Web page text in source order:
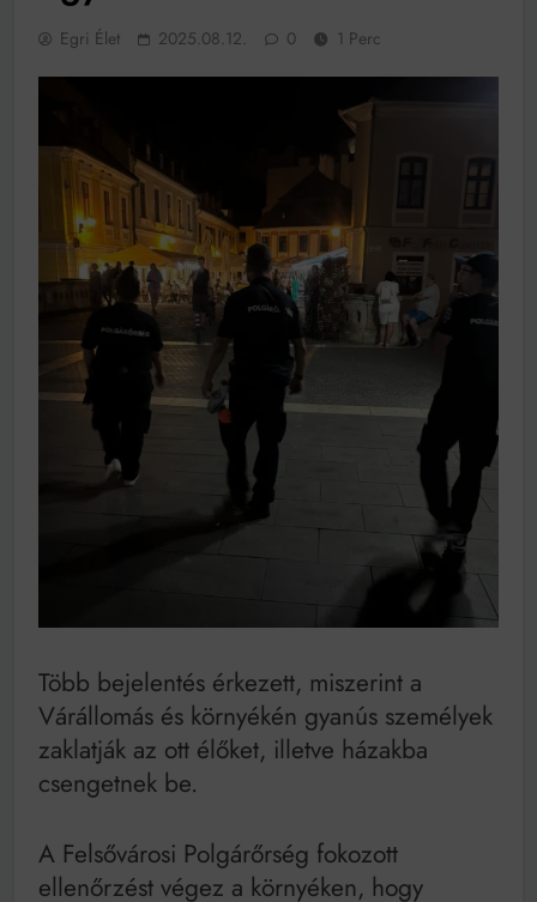
működik, ha jól van felújítva
Ingatlanpiaci szakértők szerint akár 5 százalékkal is
egyetemi városokban
Ahol köszönnek, ott még van város
Amikor a Tetris boldogabbá tesz, mint a szerelem
Létezik tökéletes élet: Truman is elhitte
Karinthy Frigyes: a zseni, aki belenézett a saját
koponyájába
Ki akarsz törni. De miből?
Az öregség nem csak ránc?
Az ördög még mindig Pradát visel. De te miért öltözöl
Móricz Zsigmond: falusi író vagy boncmester?
Egri Élet 2025.08.12. 0 1 Perc
Több bejelentés érkezett, miszerint a
Várállomás és környékén gyanús személyek
zaklatják az ott élőket, illetve házakba
csengetnek be.
A Felsővárosi Polgárőrség fokozott
ellenőrzést végez a környéken, hogy